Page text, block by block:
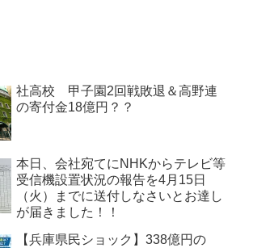
社高校 甲子園2回戦敗退＆高野連
の寄付金18億円？？
本日、会社宛てにNHKからテレビ等
受信機設置状況の報告を4月15日
（火）までに送付しなさいとお達し
が届きました！！
【兵庫県民ショック】338億円の